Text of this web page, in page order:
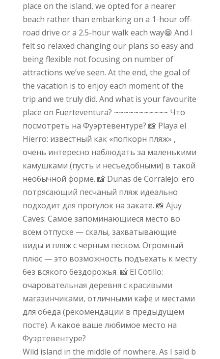
Wild island in the middle of nowhere. As I said b